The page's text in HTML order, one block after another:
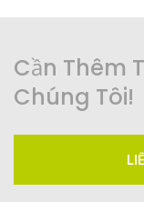
Cần Thêm
Chúng Tôi!